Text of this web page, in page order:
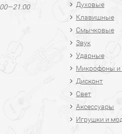
Духовые
Клавишные
Смычковые
Звук
Ударные
Микрофоны и
Дисконт
Свет
Аксессуары
Игрушки и